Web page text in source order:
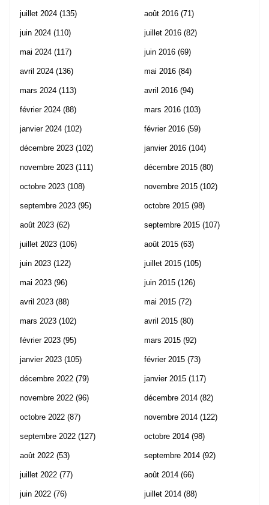
juillet 2024 (135)
juin 2024 (110)
mai 2024 (117)
avril 2024 (136)
mars 2024 (113)
février 2024 (88)
janvier 2024 (102)
décembre 2023 (102)
novembre 2023 (111)
octobre 2023 (108)
septembre 2023 (95)
août 2023 (62)
juillet 2023 (106)
juin 2023 (122)
mai 2023 (96)
avril 2023 (88)
mars 2023 (102)
février 2023 (95)
janvier 2023 (105)
décembre 2022 (79)
novembre 2022 (96)
octobre 2022 (87)
septembre 2022 (127)
août 2022 (53)
juillet 2022 (77)
juin 2022 (76)
août 2016 (71)
juillet 2016 (82)
juin 2016 (69)
mai 2016 (84)
avril 2016 (94)
mars 2016 (103)
février 2016 (59)
janvier 2016 (104)
décembre 2015 (80)
novembre 2015 (102)
octobre 2015 (98)
septembre 2015 (107)
août 2015 (63)
juillet 2015 (105)
juin 2015 (126)
mai 2015 (72)
avril 2015 (80)
mars 2015 (92)
février 2015 (73)
janvier 2015 (117)
décembre 2014 (82)
novembre 2014 (122)
octobre 2014 (98)
septembre 2014 (92)
août 2014 (66)
juillet 2014 (88)